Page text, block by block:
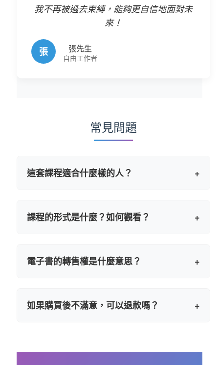
我不再被過去束縛，能夠更自信地面對未
來！
張 張先生
自由工作者
常見問題
這套課程適合什麼樣的人？
+
希望從這種情緒中解脫出來的人。無論是在
家庭、職場還是人際關係中感到內疚，這套
課程的形式是什麼？如何觀看？
+
買後您將獲得專屬觀看連結，可以隨時隨地
在手機、平板或電腦上觀看，沒有觀看次數
電子書的轉售權是什麼意思？
+
人，並保留全部銷售收入。這是我們送給學
員的額外價值，讓您的學習投資可以有回
如果購買後不滿意，可以退款嗎？
+
恕不提供退款服務。建議您在購買前詳細了